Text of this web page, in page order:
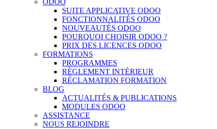
ODOO
SUITE APPLICATIVE ODOO
FONCTIONNALITÉS ODOO
NOUVEAUTÉS ODOO
POURQUOI CHOISIR ODOO ?
PRIX DES LICENCES ODOO
FORMATIONS
PROGRAMMES
RÈGLEMENT INTÉRIEUR
RÉCLAMATION FORMATION
BLOG
ACTUALITÉS & PUBLICATIONS
MODULES ODOO
ASSISTANCE
NOUS REJOINDRE